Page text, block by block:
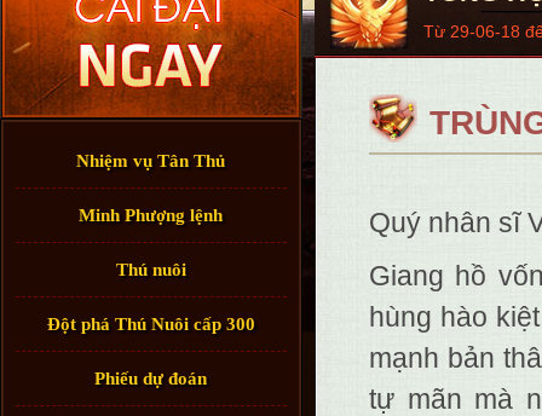
Nhiệm vụ Tân Thủ
Minh Phượng lệnh
Thú nuôi
Đột phá Thú Nuôi cấp 300
Phiếu dự đoán
Từ 29-06-18
Quý nhân sĩ
Giang hồ
hùng hào
mạnh bản
tự mãn mà